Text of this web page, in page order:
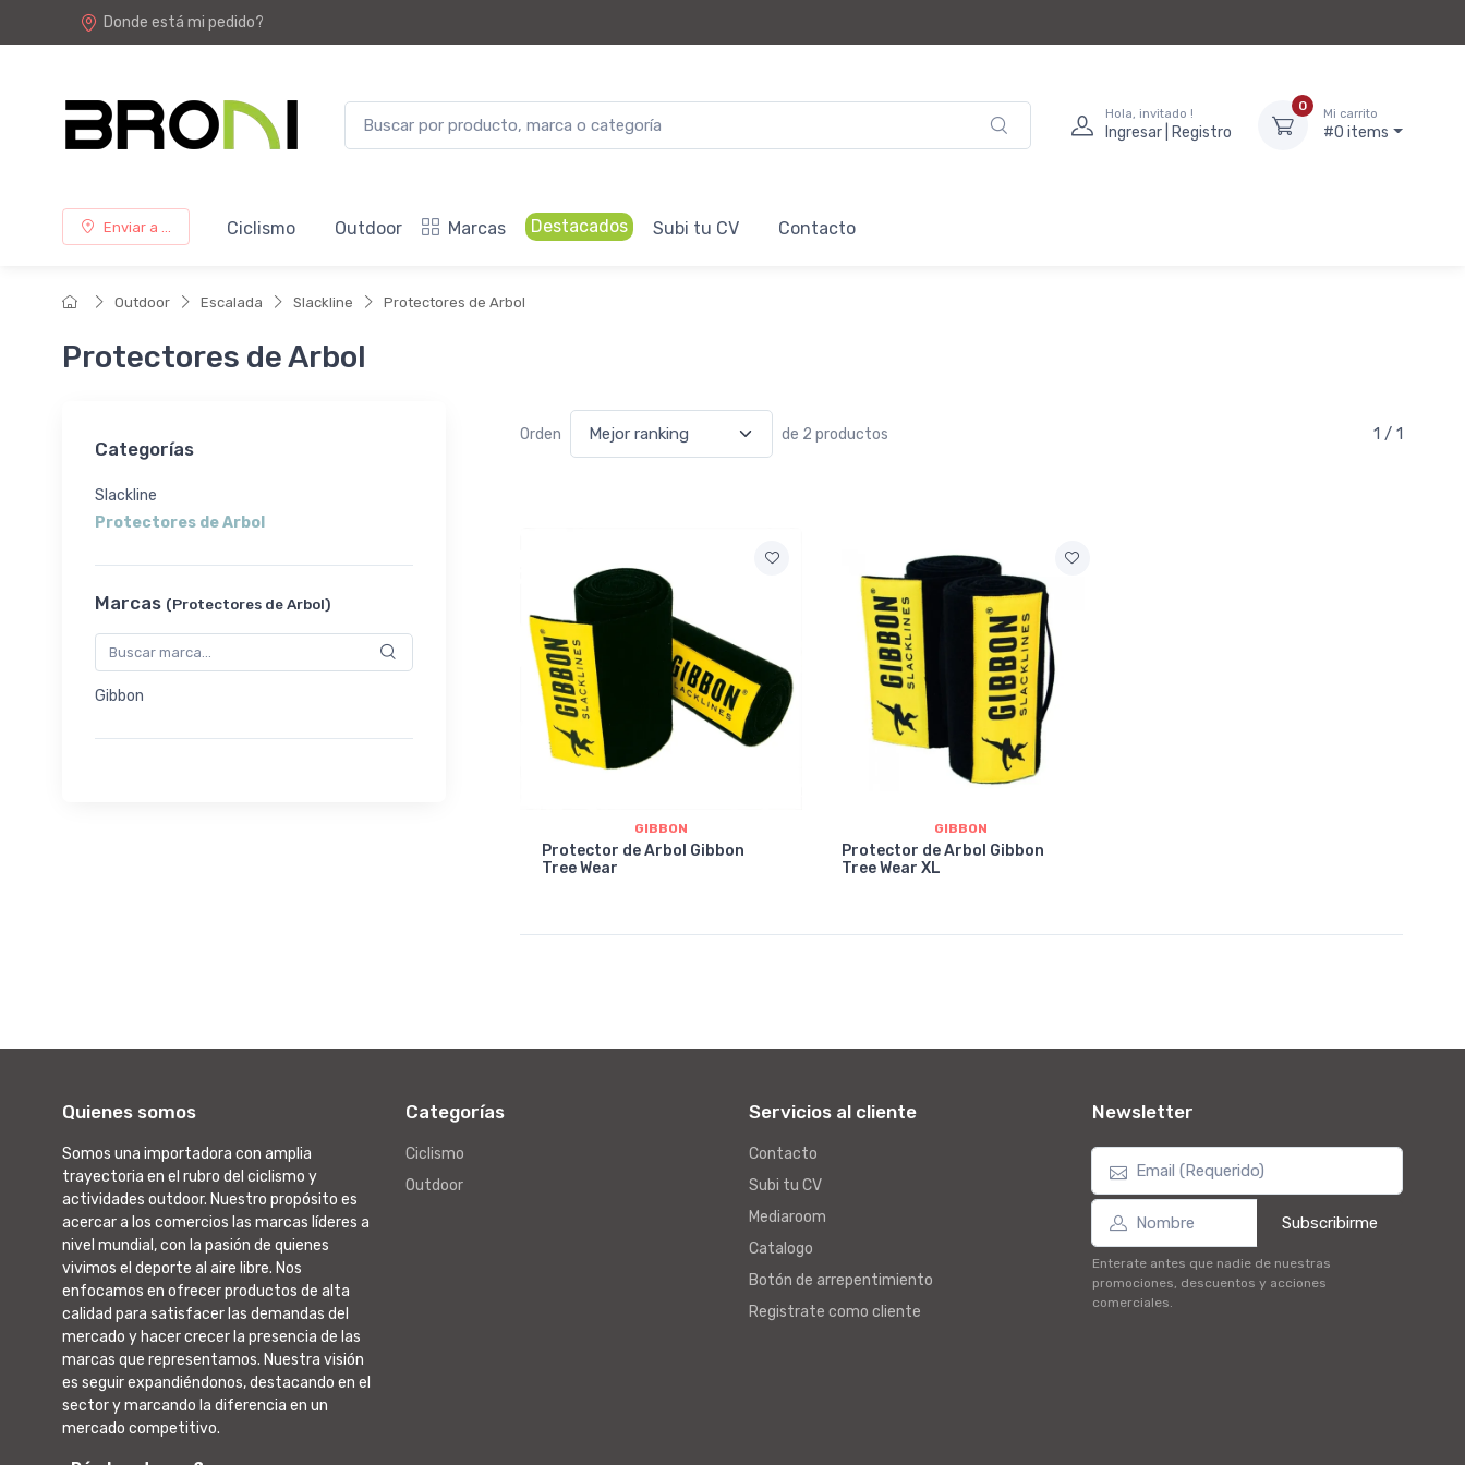
Donde está mi pedido?
Hola, invitado !
Ingresar | Registro
0
Mi carrito
#0 items
Enviar a ... Ciclismo Outdoor Marcas Destacados Subi tu CV Contacto
Outdoor Escalada Slackline Protectores de Arbol
Protectores de Arbol
Categorías
Slackline
Protectores de Arbol
Marcas (Protectores de Arbol)
Gibbon
Orden de 2 productos 1 / 1
GIBBON
Protector de Arbol Gibbon
Tree Wear
GIBBON
Protector de Arbol Gibbon
Tree Wear XL
Quienes somos
Somos una importadora con amplia
trayectoria en el rubro del ciclismo y
actividades outdoor. Nuestro propósito es
acercar a los comercios las marcas líderes a
nivel mundial, con la pasión de quienes
vivimos el deporte al aire libre. Nos
enfocamos en ofrecer productos de alta
calidad para satisfacer las demandas del
mercado y hacer crecer la presencia de las
marcas que representamos. Nuestra visión
es seguir expandiéndonos, destacando en el
sector y marcando la diferencia en un
mercado competitivo.
Categorías
Ciclismo
Outdoor
Servicios al cliente
Contacto
Subi tu CV
Mediaroom
Catalogo
Botón de arrepentimiento
Registrate como cliente
Newsletter
Subscribirme
Enterate antes que nadie de nuestras
promociones, descuentos y acciones
comerciales.